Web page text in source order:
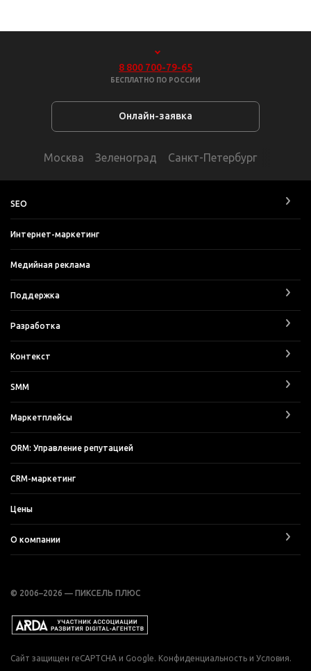
8 800 700-79-65
БЕСПЛАТНО ПО РОССИИ
Онлайн-заявка
Москва Зеленоград Санкт-Петербург
SEO
Интернет-маркетинг
Медийная реклама
Поддержка
Разработка
Контекст
SMM
Маркетплейсы
ORM: Управление репутацией
CRM-маркетинг
Цены
О компании
© 2006–2026 — ПИКСЕЛЬ ПЛЮС
Сайт защищен reCAPTCHA и Google. Конфиденциальность и Условия.